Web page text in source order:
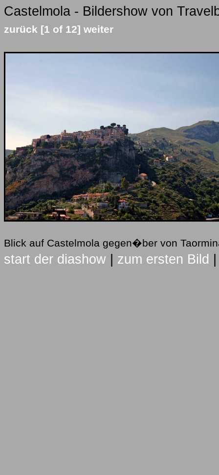
Castelmola - Bildershow von
zurück [1 of 12] weiter
Blick auf Castelmola gegen�ber von
start der diashow zum ersten Bild